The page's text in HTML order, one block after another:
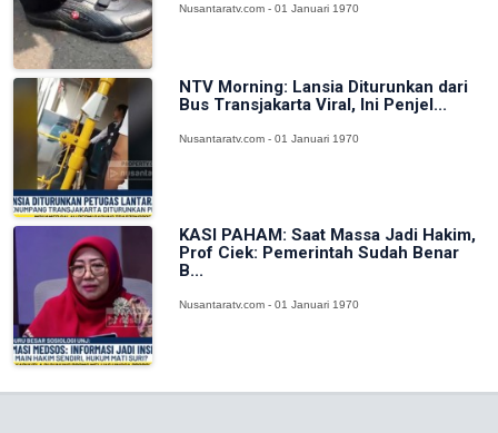
Nusantaratv.com - 01 Januari 1970
NTV Morning: Lansia Diturunkan dari
Bus Transjakarta Viral, Ini Penjel...
Nusantaratv.com - 01 Januari 1970
KASI PAHAM: Saat Massa Jadi Hakim,
Prof Ciek: Pemerintah Sudah Benar
B...
Nusantaratv.com - 01 Januari 1970